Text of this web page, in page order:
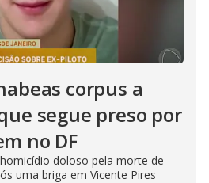
corpus a
segue preso por
no DF
doloso pela morte de
uma briga em Vicente Pires